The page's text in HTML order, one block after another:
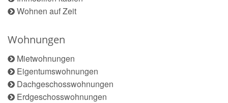
Wohnen auf Zeit
Wohnungen
Mietwohnungen
Eigentumswohnungen
Dachgeschosswohnungen
Erdgeschosswohnungen